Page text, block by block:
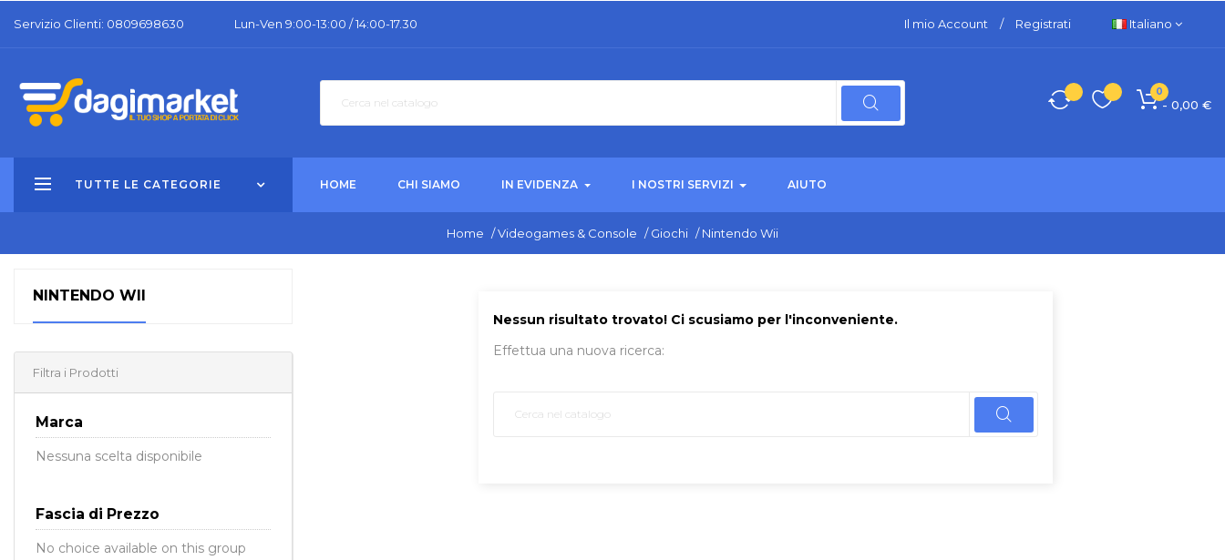
Servizio Clienti: 0809698630 Lun-Ven 9:00-13:00 / 14:00-17.30 Il mio Account / Registrati Italiano
0
- 0,00 €
TUTTE LE CATEGORIE HOME CHI SIAMO IN EVIDENZA I NOSTRI SERVIZI AIUTO
Home /Videogames & Console / Giochi / Nintendo Wii
NINTENDO WII
Filtra i Prodotti
Marca
Nessuna scelta disponibile
Fascia di Prezzo
No choice available on this group
Nessun risultato trovato! Ci scusiamo per l'inconveniente.
Effettua una nuova ricerca: